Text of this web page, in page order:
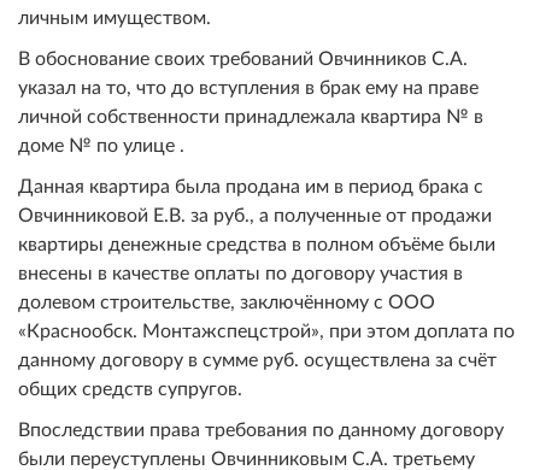
личным имуществом.
В обоснование своих требований Овчинников С.А.
указал на то, что до вступления в брак ему на праве
личной собственности принадлежала квартира № в
доме № по улице .
Данная квартира была продана им в период брака с
Овчинниковой Е.В. за руб., а полученные от продажи
квартиры денежные средства в полном объёме были
внесены в качестве оплаты по договору участия в
долевом строительстве, заключённому с ООО
«Краснообск. Монтажспецстрой», при этом доплата по
данному договору в сумме руб. осуществлена за счёт
общих средств супругов.
Впоследствии права требования по данному договору
были переуступлены Овчинниковым С.А. третьему